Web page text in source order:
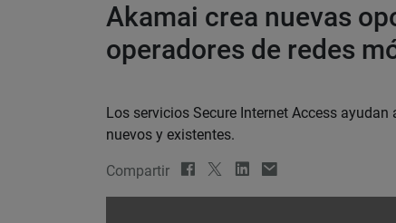
Akamai crea nuevas
operadores de redes
Los servicios Secure Internet Access
nuevos y existentes.
Compartir